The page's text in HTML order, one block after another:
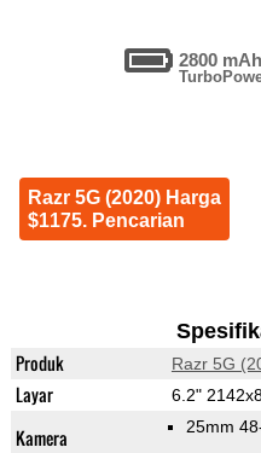
2800 mAh
Razr 5G (2020) Harga
$1175. Pencarian
Produk Razr 5G
Layar 6.2"
Kamera 25mm